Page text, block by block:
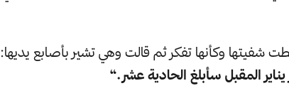
شفيتها وكأنها تفكر ثم قالت وهي تشير بأصابع يديها:
المقبل سأبلغ الحادية عشر.“